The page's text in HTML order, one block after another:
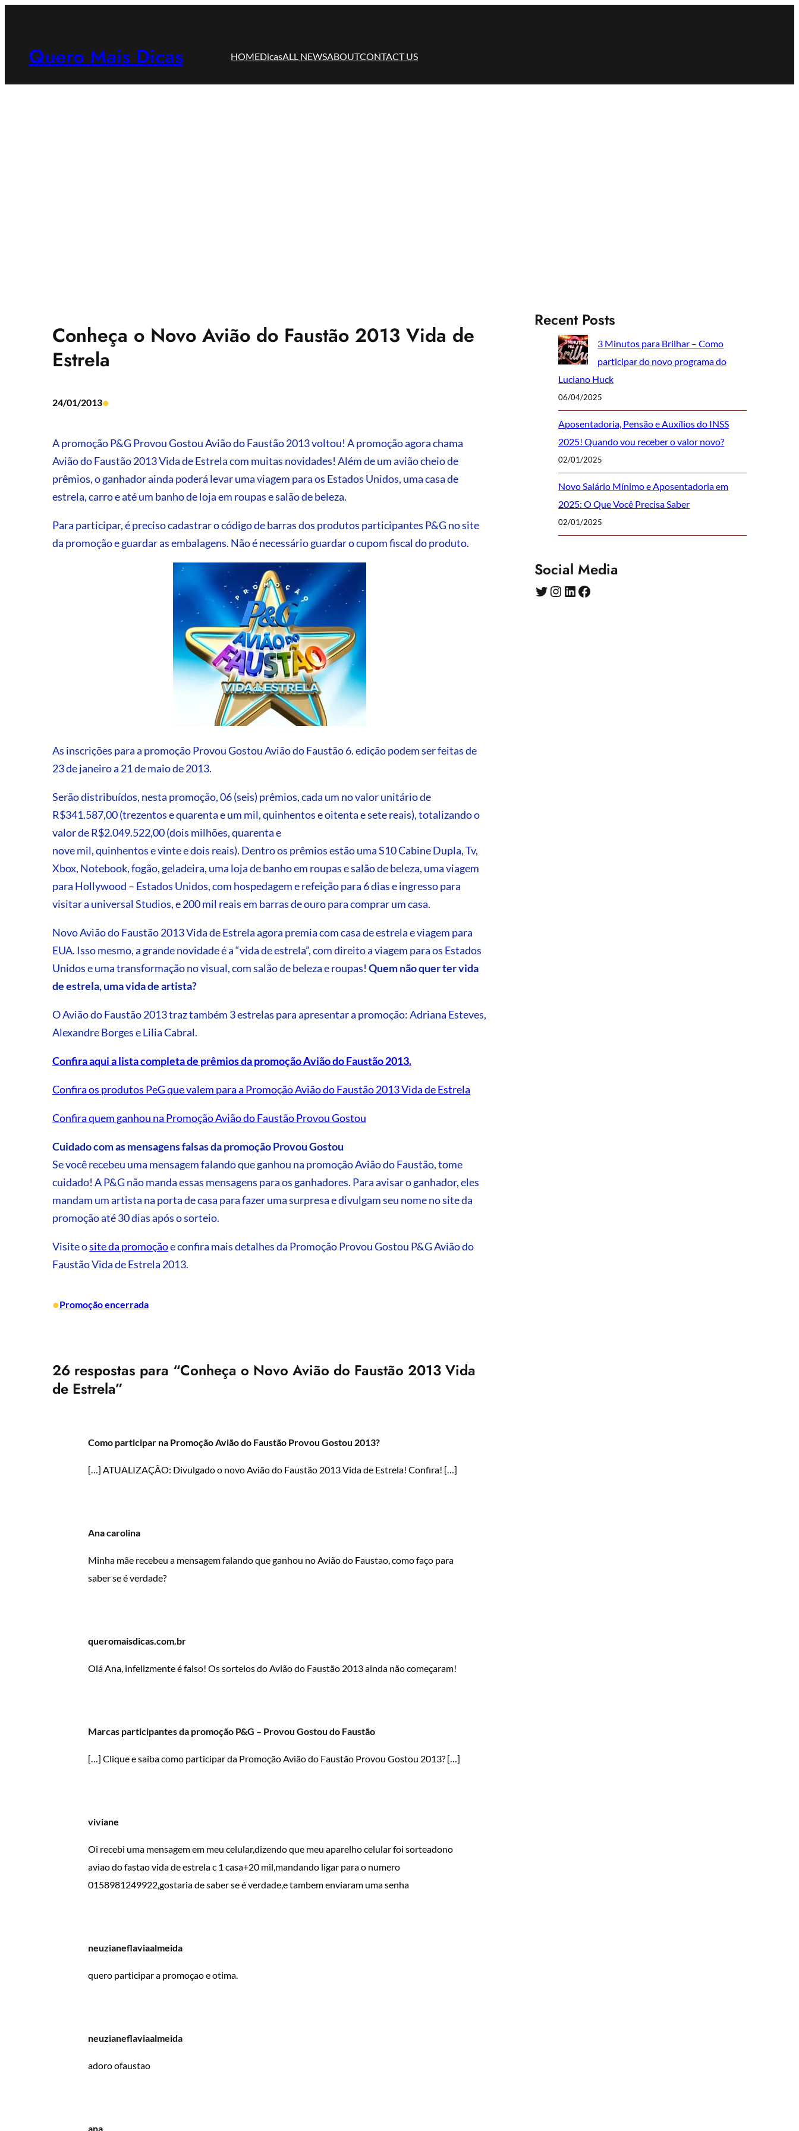
conteúdo
Quero Mais Dicas HOMEDicasALL NEWSABOUTCONTACT US
Conheça o Novo Avião do Faustão 2013 Vida de
Estrela
24/01/2013•
A promoção P&G Provou Gostou Avião do Faustão 2013 voltou! A promoção agora chama
Avião do Faustão 2013 Vida de Estrela com muitas novidades! Além de um avião cheio de
prêmios, o ganhador ainda poderá levar uma viagem para os Estados Unidos, uma casa de
estrela, carro e até um banho de loja em roupas e salão de beleza.
Para participar, é preciso cadastrar o código de barras dos produtos participantes P&G no site
da promoção e guardar as embalagens. Não é necessário guardar o cupom fiscal do produto.
As inscrições para a promoção Provou Gostou Avião do Faustão 6. edição podem ser feitas de
23 de janeiro a 21 de maio de 2013.
Serão distribuídos, nesta promoção, 06 (seis) prêmios, cada um no valor unitário de
R$341.587,00 (trezentos e quarenta e um mil, quinhentos e oitenta e sete reais), totalizando o
valor de R$2.049.522,00 (dois milhões, quarenta e
nove mil, quinhentos e vinte e dois reais). Dentro os prêmios estão uma S10 Cabine Dupla, Tv,
Xbox, Notebook, fogão, geladeira, uma loja de banho em roupas e salão de beleza, uma viagem
para Hollywood – Estados Unidos, com hospedagem e refeição para 6 dias e ingresso para
visitar a universal Studios, e 200 mil reais em barras de ouro para comprar um casa.
Novo Avião do Faustão 2013 Vida de Estrela agora premia com casa de estrela e viagem para
EUA. Isso mesmo, a grande novidade é a “vida de estrela”, com direito a viagem para os Estados
Unidos e uma transformação no visual, com salão de beleza e roupas! Quem não quer ter vida
de estrela, uma vida de artista?
O Avião do Faustão 2013 traz também 3 estrelas para apresentar a promoção: Adriana Esteves,
Alexandre Borges e Lilia Cabral.
Confira aqui a lista completa de prêmios da promoção Avião do Faustão 2013.
Confira os produtos PeG que valem para a Promoção Avião do Faustão 2013 Vida de Estrela
Confira quem ganhou na Promoção Avião do Faustão Provou Gostou
Cuidado com as mensagens falsas da promoção Provou Gostou
Se você recebeu uma mensagem falando que ganhou na promoção Avião do Faustão, tome
cuidado! A P&G não manda essas mensagens para os ganhadores. Para avisar o ganhador, eles
mandam um artista na porta de casa para fazer uma surpresa e divulgam seu nome no site da
promoção até 30 dias após o sorteio.
Visite osite da promoçãoe confira mais detalhes da Promoção Provou Gostou P&G Avião do
Faustão Vida de Estrela 2013.
•Promoção encerrada
26 respostas para “Conheça o Novo Avião do Faustão 2013 Vida
de Estrela”
Como participar na Promoção Avião do Faustão Provou Gostou 2013?
[…] ATUALIZAÇÃO: Divulgado o novo Avião do Faustão 2013 Vida de Estrela! Confira! […]
Ana carolina
Minha mãe recebeu a mensagem falando que ganhou no Avião do Faustao, como faço para
saber se é verdade?
queromaisdicas.com.br
Olá Ana, infelizmente é falso! Os sorteios do Avião do Faustão 2013 ainda não começaram!
Marcas participantes da promoção P&G – Provou Gostou do Faustão
[…] Clique e saiba como participar da Promoção Avião do Faustão Provou Gostou 2013? […]
viviane
Oi recebi uma mensagem em meu celular,dizendo que meu aparelho celular foi sorteadono
aviao do fastao vida de estrela c 1 casa+20 mil,mandando ligar para o numero
0158981249922,gostaria de saber se é verdade,e tambem enviaram uma senha
neuzianeflaviaalmeida
quero participar a promoçao e otima.
neuzianeflaviaalmeida
adoro ofaustao
ana
Recent Posts
3 Minutos para Brilhar – Como
participar do novo programa do
Luciano Huck
06/04/2025
Aposentadoria, Pensão e Auxílios do INSS
2025! Quando vou receber o valor novo?
02/01/2025
Novo Salário Mínimo e Aposentadoria em
2025: O Que Você Precisa Saber
02/01/2025
Social Media
Twitter Instagram LinkedIn Facebook